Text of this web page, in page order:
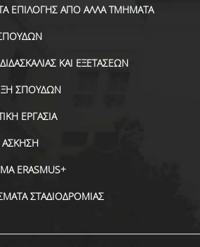
ΕΠΙΛΟΓΗΣ ΑΠΟ ΑΛΛΑ ΤΜΗΜΑΤΑ
ΚΑΙ ΕΞΕΤΑΣΕΩΝ
ΣΠΟΥΔΩΝ
ΕΡΓΑΣΙΑ
ΑΣΚΗΣΗ
ERASMUS+
ΣΤΑΔΙΟΔΡΟΜΙΑΣ